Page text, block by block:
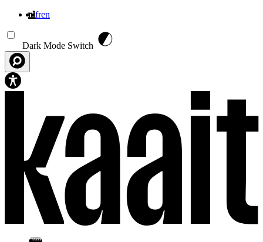
nlfren
Dark Mode Switch